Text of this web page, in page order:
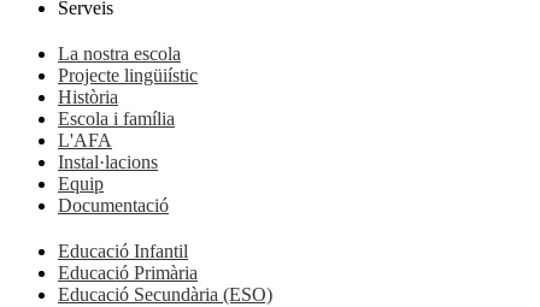
Serveis
La nostra escola
Projecte lingüiístic
Història
Escola i família
L'AFA
Instal·lacions
Equip
Documentació
Educació Infantil
Educació Primària
Educació Secundària (ESO)